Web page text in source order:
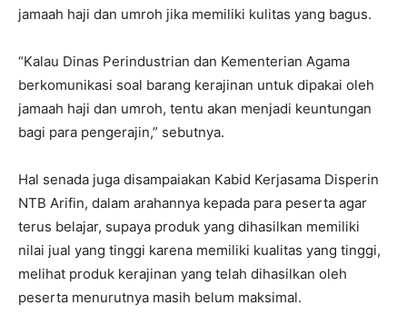
jamaah haji dan umroh jika memiliki kulitas yang bagus.
“Kalau Dinas Perindustrian dan Kementerian Agama
berkomunikasi soal barang kerajinan untuk dipakai oleh
jamaah haji dan umroh, tentu akan menjadi keuntungan
bagi para pengerajin,” sebutnya.
Hal senada juga disampaiakan Kabid Kerjasama Disperin
NTB Arifin, dalam arahannya kepada para peserta agar
terus belajar, supaya produk yang dihasilkan memiliki
nilai jual yang tinggi karena memiliki kualitas yang tinggi,
melihat produk kerajinan yang telah dihasilkan oleh
peserta menurutnya masih belum maksimal.